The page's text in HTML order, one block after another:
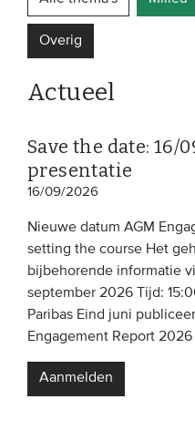
Van
Van
Overig
Actueel
Save the date: 16/
presentatie
16/09/2026
Nieuwe datum AGM
setting the course Het
bijbehorende informatie
september 2026 Tijd:
Paribas Eind juni
Engagement Report 2026
Aanmelden